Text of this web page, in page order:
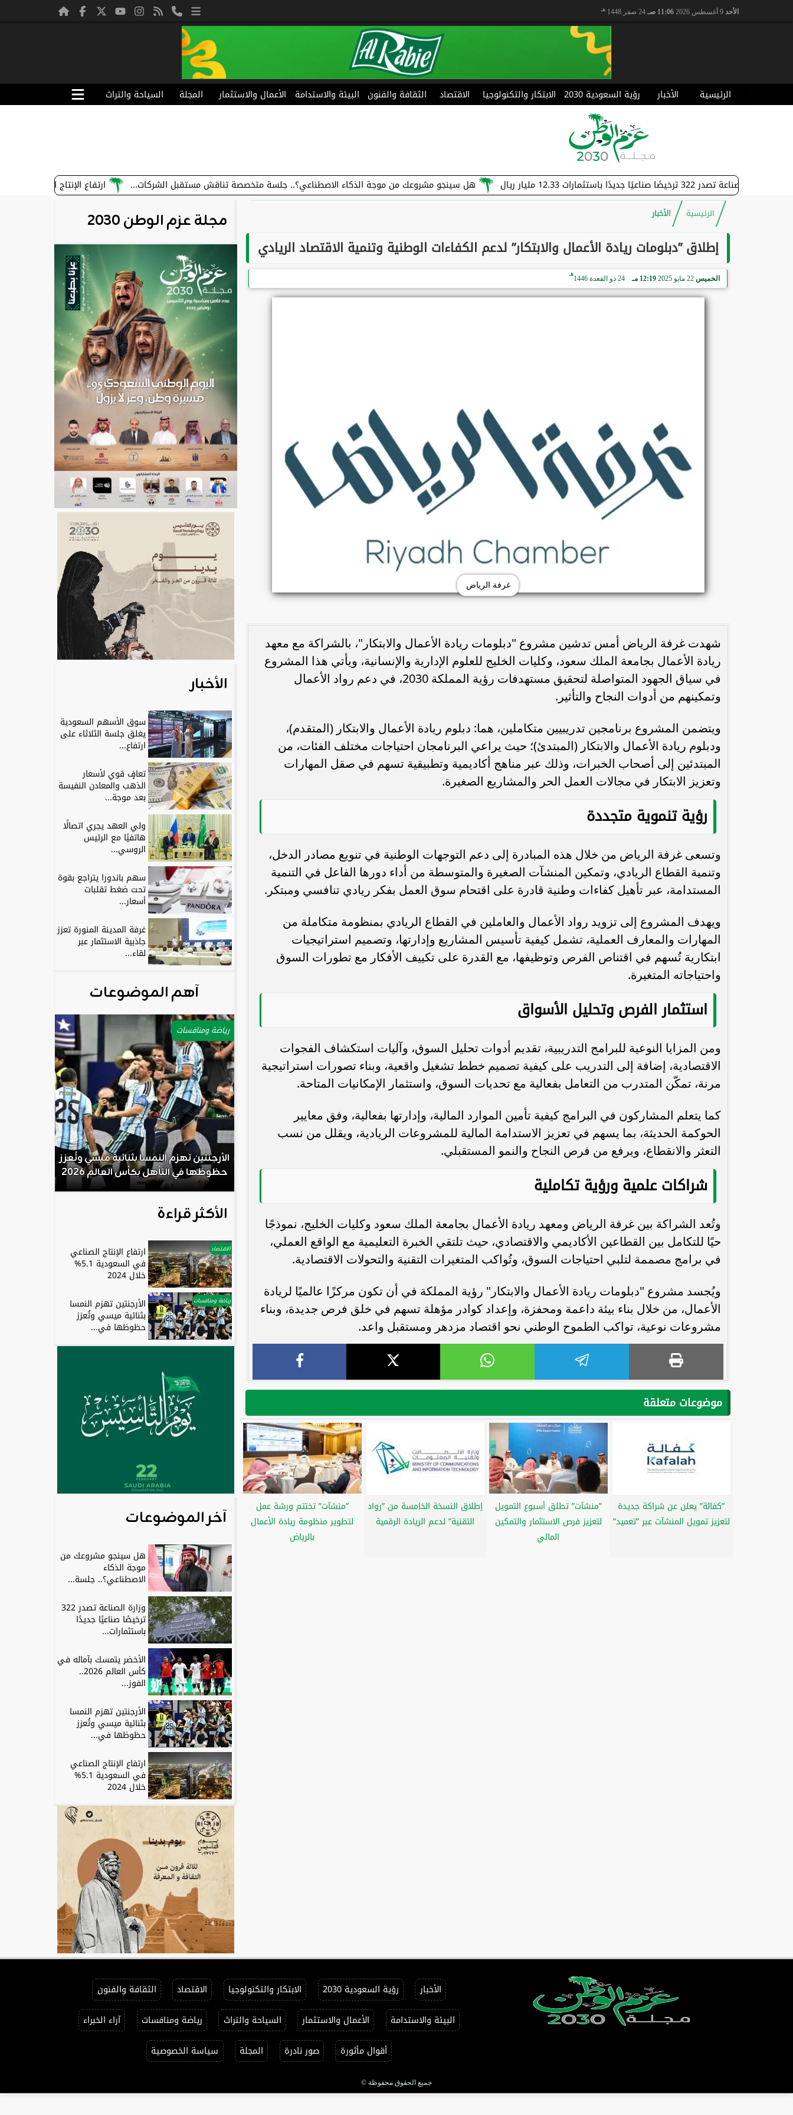
الأحد 11:06 صـ 24 صفر 1448 هـ
الرئيسية الأخبار رؤية السعودية 2030 الابتكار والتكنولوجيا الاقتصاد الثقافة والفنون البيئة والاستدامة الأعمال والاستثمار المجلة السياحة والتراث
ارتفاع الإنتاج الصناعي في السعودية 5.1% خلال 2024 هل سينجو مشروعك من موجة الذكاء الاصطناعي؟.. جلسة متخصصة تناقش مستقبل الشركات...
الرئيسية الأخبار
إطلاق ”دبلومات ريادة الأعمال والابتكار” لدعم الكفاءات الوطنية وتنمية الاقتصاد الريادي
الخميس 22 مايو 2025 12:19 مـ 24 ذو القعدة 1446
هـ
غرفة الرياض
شهدت غرفة الرياض أمس تدشين مشروع "دبلومات ريادة الأعمال والابتكار"، بالشراكة مع معهد
ريادة الأعمال بجامعة الملك سعود، وكليات الخليج للعلوم الإدارية والإنسانية، ويأتي هذا المشروع
في سياق الجهود المتواصلة لتحقيق مستهدفات رؤية المملكة 2030، في دعم رواد الأعمال
وتمكينهم من أدوات النجاح والتأثير.
ويتضمن المشروع برنامجين تدريبيين متكاملين، هما: دبلوم ريادة الأعمال والابتكار (المتقدم)،
ودبلوم ريادة الأعمال والابتكار (المبتدئ)؛ حيث يراعي البرنامجان احتياجات مختلف الفئات، من
المبتدئين إلى أصحاب الخبرات، وذلك عبر مناهج أكاديمية وتطبيقية تسهم في صقل المهارات
وتعزيز الابتكار في مجالات العمل الحر والمشاريع الصغيرة.
رؤية تنموية متجددة
وتسعى غرفة الرياض من خلال هذه المبادرة إلى دعم التوجهات الوطنية في تنويع مصادر الدخل،
وتنمية القطاع الريادي، وتمكين المنشآت الصغيرة والمتوسطة من أداء دورها الفاعل في التنمية
المستدامة، عبر تأهيل كفاءات وطنية قادرة على اقتحام سوق العمل بفكر ريادي تنافسي ومبتكر.
ويهدف المشروع إلى تزويد رواد الأعمال والعاملين في القطاع الريادي بمنظومة متكاملة من
المهارات والمعارف العملية، تشمل كيفية تأسيس المشاريع وإدارتها، وتصميم استراتيجيات
ابتكارية تُسهم في اقتناص الفرص وتوظيفها، مع القدرة على تكييف الأفكار مع تطورات السوق
واحتياجاته المتغيرة.
استثمار الفرص وتحليل الأسواق
ومن المزايا النوعية للبرامج التدريبية، تقديم أدوات تحليل السوق، وآليات استكشاف الفجوات
الاقتصادية، إضافة إلى التدريب على كيفية تصميم خطط تشغيل واقعية، وبناء تصورات استراتيجية
مرنة، تمكّن المتدرب من التعامل بفعالية مع تحديات السوق، واستثمار الإمكانيات المتاحة.
كما يتعلم المشاركون في البرامج كيفية تأمين الموارد المالية، وإدارتها بفعالية، وفق معايير
الحوكمة الحديثة، بما يسهم في تعزيز الاستدامة المالية للمشروعات الريادية، ويقلل من نسب
التعثر والانقطاع، ويرفع من فرص النجاح والنمو المستقبلي.
شراكات علمية ورؤية تكاملية
وتُعد الشراكة بين غرفة الرياض ومعهد ريادة الأعمال بجامعة الملك سعود وكليات الخليج، نموذجًا
حيًا للتكامل بين القطاعين الأكاديمي والاقتصادي، حيث تلتقي الخبرة التعليمية مع الواقع العملي،
في برامج مصممة لتلبي احتياجات السوق، وتُواكب المتغيرات التقنية والتحولات الاقتصادية.
ويُجسد مشروع "دبلومات ريادة الأعمال والابتكار" رؤية المملكة في أن تكون مركزًا عالميًا لريادة
الأعمال، من خلال بناء بيئة داعمة ومحفزة، وإعداد كوادر مؤهلة تسهم في خلق فرص جديدة، وبناء
مشروعات نوعية، تواكب الطموح الوطني نحو اقتصاد مزدهر ومستقبل واعد.
موضوعات متعلقة
”كفالة” يعلن عن شراكة جديدة
لتعزيز تمويل المنشآت عبر ”تعميد”
”منشآت” تطلق أسبوع التمويل
لتعزيز فرص الاستثمار والتمكين
المالي
إطلاق النسخة الخامسة من ”رواد
التقنية” لدعم الريادة الرقمية
”منشآت” تختتم ورشة عمل
لتطوير منظومة ريادة الأعمال
بالرياض
مجلة عزم الوطن 2030
الأخبار
سوق الأسهم السعودية
يغلق جلسة الثلاثاء على
ارتفاع...
تعافٍ قوي لأسعار
الذهب والمعادن النفيسة
بعد موجة...
ولي العهد يجري اتصالًا
هاتفيًا مع الرئيس
الروسي...
سهم باندورا يتراجع بقوة
تحت ضغط تقلبات
أسعار...
غرفة المدينة المنورة تعزز
جاذبية الاستثمار عبر
لقاء...
آهم الموضوعات
هل سينجو مشروعك من موجة الذكاء
الاصطناعي؟.. جلسة متخصصة تناقش
مستقبل الشركات...
وزارة الصناعة تصدر 322 ترخيصًا صناعيًا
جديدًا باستثمارات 12.33 مليار ريال
2026.. الفوز على الرأس الأخضر طريق...
رياضة ومنافسات
الأرجنتين تهزم النمسا بثنائية ميسي وتُعزز
حظوظها في التأهل بكأس العالم 2026
الأكثر قراءة
الاقتصاد ارتفاع الإنتاج الصناعي
في السعودية 5.1%
خلال 2024
رياضة ومنافسات الأرجنتين تهزم النمسا
بثنائية ميسي وتُعزز
حظوظها في...
آخر الموضوعات
هل سينجو مشروعك من
موجة الذكاء
الاصطناعي؟.. جلسة...
وزارة الصناعة تصدر 322
ترخيصًا صناعيًا جديدًا
باستثمارات...
الأخضر يتمسك بآماله في
كأس العالم 2026..
الفوز...
الأرجنتين تهزم النمسا
بثنائية ميسي وتُعزز
حظوظها في...
ارتفاع الإنتاج الصناعي
في السعودية 5.1%
خلال 2024
الأخبار رؤية السعودية 2030 الابتكار والتكنولوجيا الاقتصاد
الثقافة والفنون
البيئة والاستدامة
الأعمال والاستثمار السياحة والتراث رياضة ومنافسات
آراء الخبراء
أقوال مأثورة
صور نادرة المجلة سياسة الخصوصية
جميع الحقوق محفوظة ©